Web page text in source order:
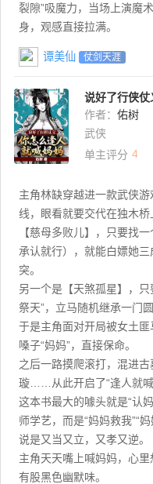
裂隙”吸魔力，当场上演魔
身，观感直接拉满。
谭美仙 仗剑天涯
作者： 佑树
武侠
单主评分 4
主角林缺穿越进一款武侠
线，眼看就要交代在独木
【慈母多败儿】，只要找
承认就行），就能白嫖她
突。
另一个是【天煞孤星】，
祭天”，立马随机继承一门
于是主角面对开局被女土
嗓子“妈妈”，直接保命。
之后一路摸爬滚打，混进
璇……从此开启了“逢人就喊
这本书最大的噱头就是“认
师学艺，而是“妈妈救我”“
说是又当又立，又孝又逆。
主角天天嘴上喊妈妈，心里
有股黑色幽默味。